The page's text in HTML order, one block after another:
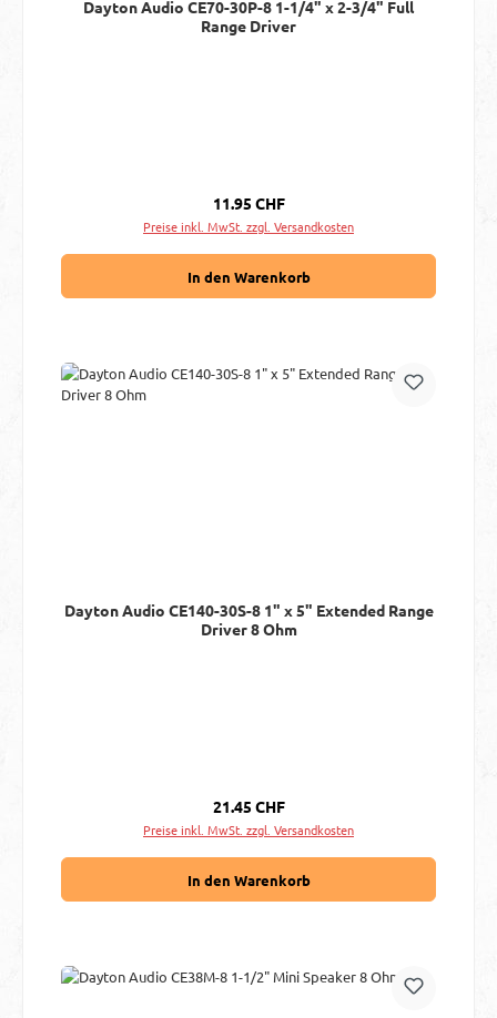
Dayton Audio CE70-30P-8 1-1/4" x 2-3/4" Full
Range Driver
Regulärer Preis:
11.95 CHF
Preise inkl. MwSt. zzgl. Versandkosten
In den Warenkorb
Dayton Audio CE140-30S-8 1" x 5" Extended Range
Driver 8 Ohm
Regulärer Preis:
21.45 CHF
Preise inkl. MwSt. zzgl. Versandkosten
In den Warenkorb